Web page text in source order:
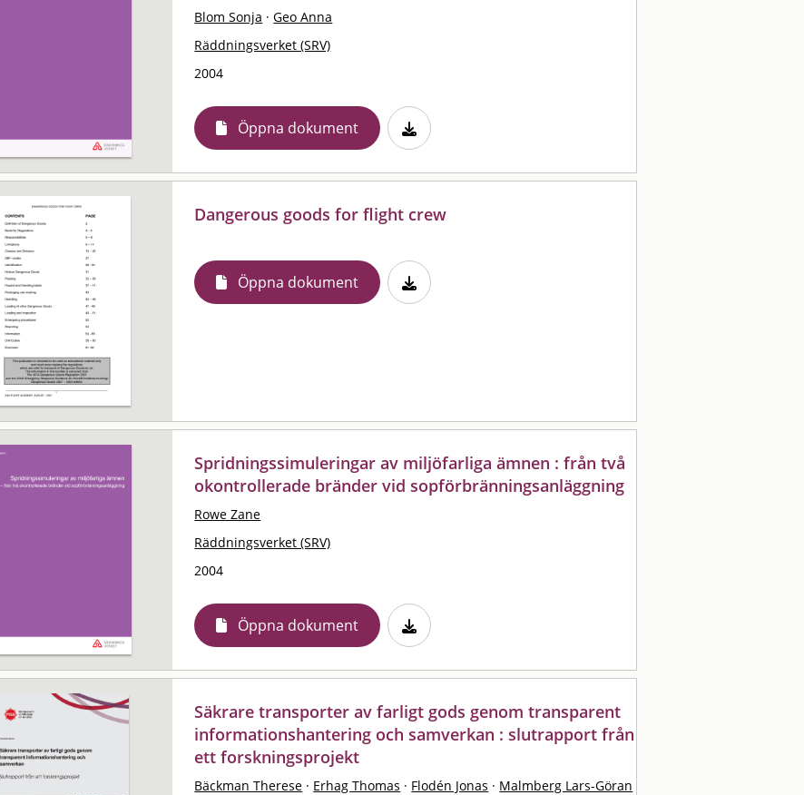
Blom Sonja · Geo Anna
Räddningsverket (SRV)
2004
Öppna dokument
Dangerous goods for flight crew
Öppna dokument
Spridningssimuleringar av miljöfarliga ämnen : från två
okontrollerade bränder vid sopförbränningsanläggning
Rowe Zane
Räddningsverket (SRV)
2004
Öppna dokument
Säkrare transporter av farligt gods genom transparent
informationshantering och samverkan : slutrapport från
ett forskningsprojekt
Bäckman Therese · Erhag Thomas · Flodén Jonas · Malmberg Lars-Göran